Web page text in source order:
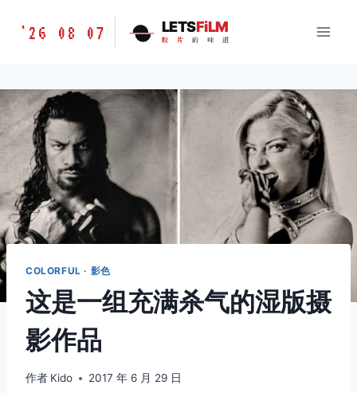
胶
味
道
LETSFILM
'26 08 07 LETSFiLM
胶 片 的 味 道
COLORFUL · 影色
这是一组充满杀气的湿版摄
影作品
作者 Kido 2017 年 6 月 29 日